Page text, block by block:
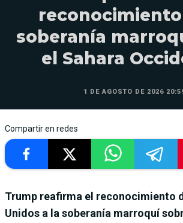
soberanía
el Sahara
1 DE AGOSTO DE 2026
Compartir en redes
Trump reafirma el reconocimiento
Unidos a la soberanía marroquí